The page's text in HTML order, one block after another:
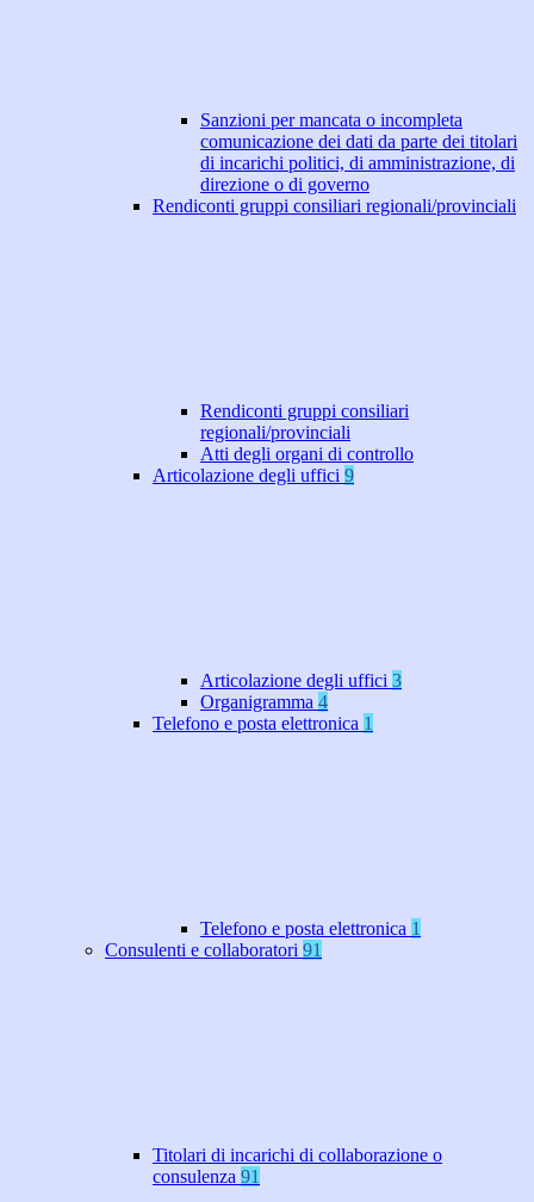
Sanzioni per mancata o incompleta
comunicazione dei dati da parte dei titolari
di incarichi politici, di amministrazione, di
direzione o di governo
Rendiconti gruppi consiliari regionali/provinciali
Rendiconti gruppi consiliari
regionali/provinciali
Atti degli organi di controllo
Articolazione degli uffici 9
Articolazione degli uffici 3
Organigramma 4
Telefono e posta elettronica 1
Telefono e posta elettronica 1
Consulenti e collaboratori 91
Titolari di incarichi di collaborazione o
consulenza 91